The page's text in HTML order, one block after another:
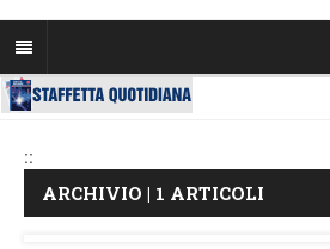
::
ARCHIVIO | 1 ARTICOLI